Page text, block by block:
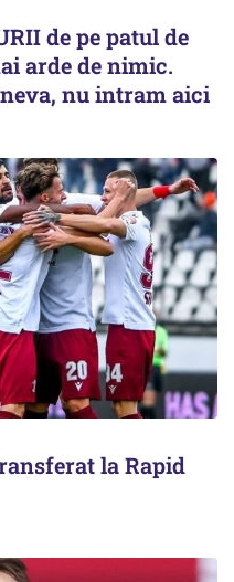
de pe patul de
arde de nimic.
nu intram aici
la Rapid